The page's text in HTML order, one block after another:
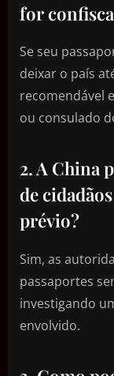
for
Se seu
deixar o país
recomendável
ou consulado
2. A China
de
prévio?
Sim, as
passaportes
investigando
envolvido.